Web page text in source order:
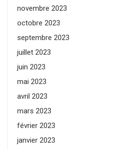
novembre 2023
octobre 2023
septembre 2023
juillet 2023
juin 2023
mai 2023
avril 2023
mars 2023
février 2023
janvier 2023